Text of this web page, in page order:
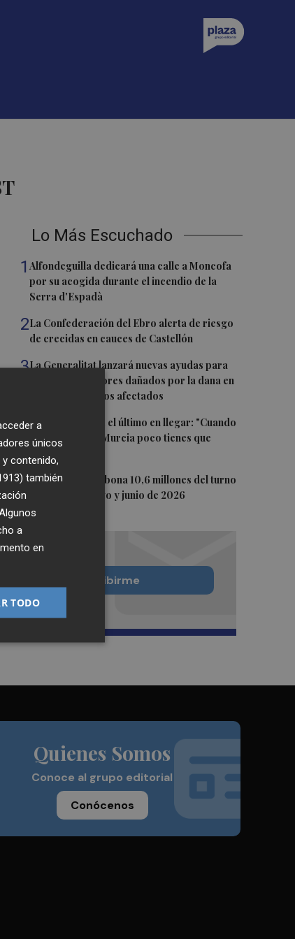
Lo Más Escuchado
1Alfondeguilla dedicará una calle a Moncofa
por su acogida durante el incendio de la
Serra d'Espadà
2La Confederación del Ebro alerta de riesgo
de crecidas en cauces de Castellón
3La Generalitat lanzará nuevas ayudas para
reparar ascensores dañados por la dana en
todos los edificios afectados
4Álvaro Giménez, el último en llegar: "Cuando
te llama el Real Murcia poco tienes que
pensar"
5La Generalitat abona 10,6 millones del turno
de oficio de mayo y junio de 2026
Quiero suscribirme
Quienes Somos
Conoce al grupo editorial
Conócenos
a
únicos
contenido,
también
a
en
TODO